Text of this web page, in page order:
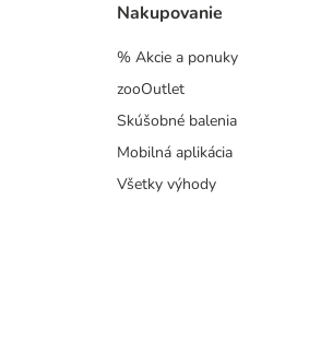
Nakupovanie
% Akcie a ponuky
zooOutlet
Skúšobné balenia
Mobilná aplikácia
Všetky výhody